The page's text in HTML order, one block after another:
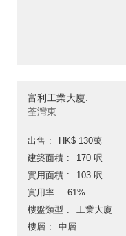
富利工業大廈.
荃灣東
出售
HK$ 130萬
建築面積
170 呎
實用面積
103 呎
實用率
61%
樓盤類型
工業大廈
樓層
中層